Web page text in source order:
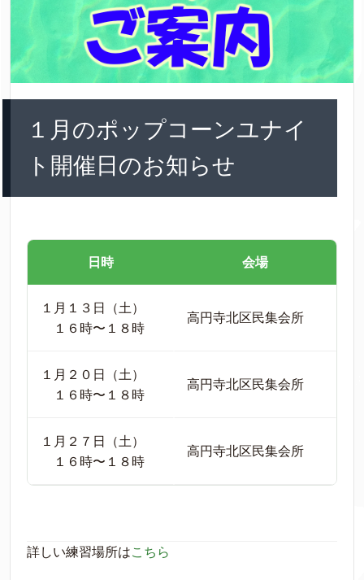
１月のポップコーンユナイ
ト開催日のお知らせ
日時 会場
１月１３日（土）
１６時〜１８時
高円寺北区民集会所
１月２０日（土）
１６時〜１８時
高円寺北区民集会所
１月２７日（土）
１６時〜１８時
高円寺北区民集会所
詳しい練習場所はこちら